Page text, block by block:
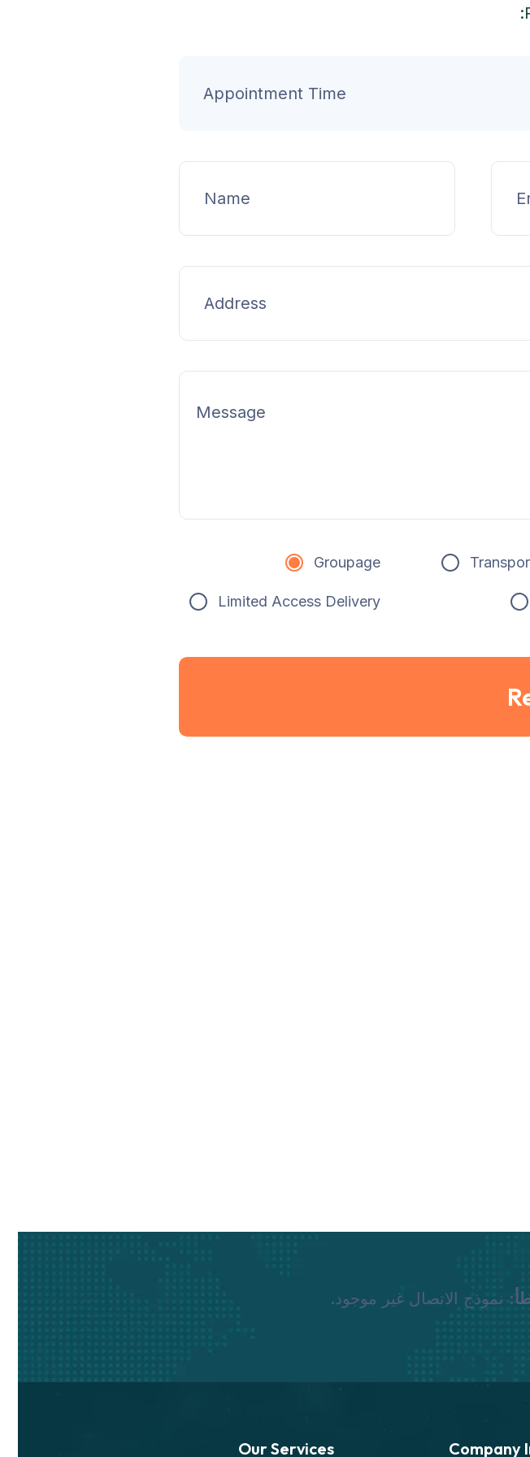
Groupage
Limited Access Delivery
نموذج الاتصال غير موجود.
Company
Our Services